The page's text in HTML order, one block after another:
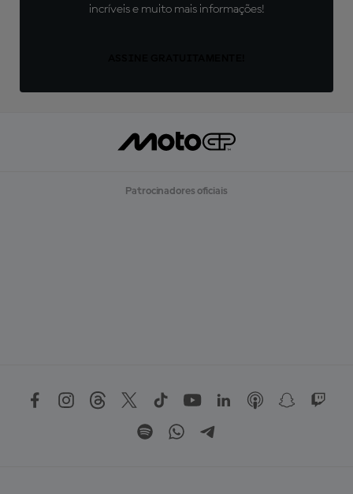
incríveis e muito mais informações!
Patrocinadores oficiais